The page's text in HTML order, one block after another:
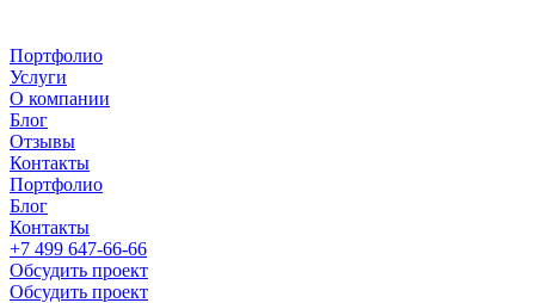
Портфолио
Услуги
О компании
Блог
Отзывы
Контакты
Портфолио
Блог
Контакты
+7 499 647-66-66
Обсудить проект
Обсудить проект